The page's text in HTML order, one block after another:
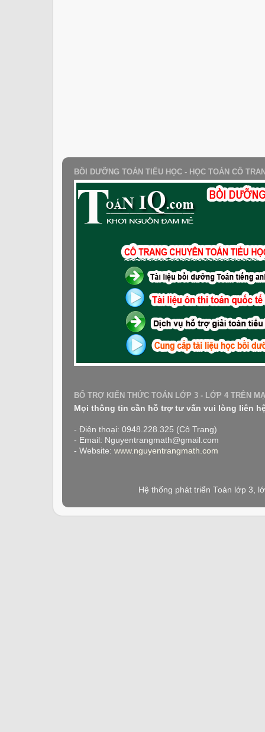
BỒI DƯỠNG TOÁN TIỂU HỌC - HỌC TOÁN CÔ
BỔ TRỢ KIẾN THỨC TOÁN LỚP 3 - LỚP 4 TRÊN
Mọi thông tin cần hỗ trợ tư vấn vui lòng liên
- Điện thoại: 0948.228.325 (Cô Trang)
- Email: Nguyentrangmath@gmail.com
- Website: www.nguyentrangmath.com
Hệ thống phát triển Toán lớp 3,